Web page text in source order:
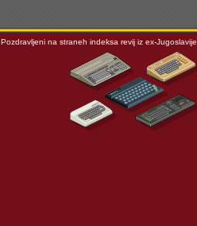
Pozdravljeni na straneh indeksa revij iz ex-Jugoslavije.